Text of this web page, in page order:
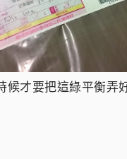
候才要把這綠平衡弄